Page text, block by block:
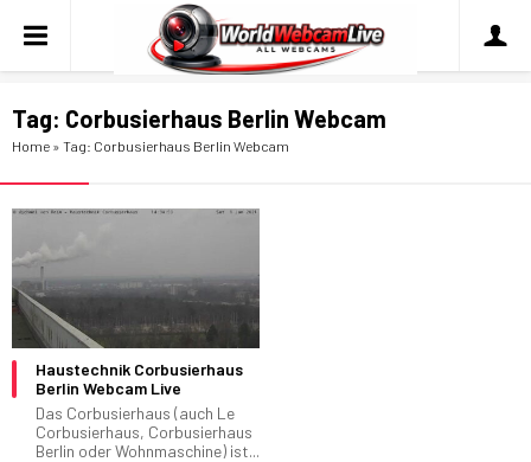
Tag: Corbusierhaus Berlin Webcam
Home » Tag: Corbusierhaus Berlin Webcam
Haustechnik Corbusierhaus
Berlin Webcam Live
Das Corbusierhaus (auch Le
Corbusierhaus, Corbusierhaus
Berlin oder Wohnmaschine) ist...